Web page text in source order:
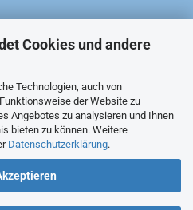
Cookies und andere
Technologien, auch von
der Website zu
Angebotes zu analysieren und Ihnen
bieten zu können. Weitere
Datenschutzerklärung.